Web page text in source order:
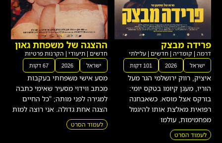
פרידה מבצק
דרמה | קומדיה | חדשים |עלילתי
ישראל 2026 101 דקות
איציק, רווק ירושלמי הגר מעל
הוריו, מעגן קיומו בטקס יומי:
בורקס אצל מוסא. כשאבחנה
רפואית מאלצת אותו להיגמל
מפחמימות, עולמו
לעמוד הסרט
ההצגה של משפחת גאון
חדשים | תיעודי | הקרנות פרטיות
ישראל 2026 67 דקות
מסע אישי משפחתי בעקבות
מכתב ווידוי מסעיר שאימי כתבה
למגירה לפני מותה; "כל החיים
הצגה אחת גדולה. אני רוצה למות
לעמוד הסרט